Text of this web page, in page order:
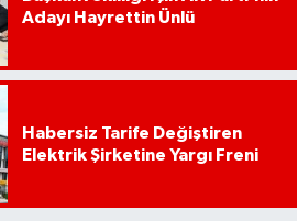
Adayı Hayrettin Ünlü
Habersiz Tarife Değiştiren
Elektrik Şirketine Yargı Freni